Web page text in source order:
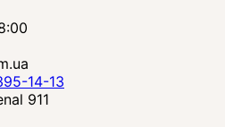
14-13
911